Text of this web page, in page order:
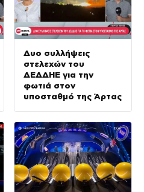
Δυο συλλήψεις
στελεχών του
ΔΕΔΔΗΕ για την
φωτιά στον
υποσταθμό της Άρτας